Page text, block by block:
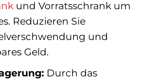
und Vorratsschrank um
Reduzieren Sie
und
Geld.
Durch das